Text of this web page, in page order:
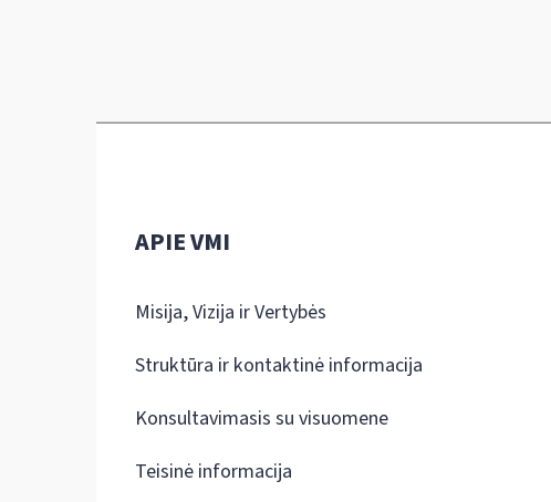
APIE VMI
Misija, Vizija ir Vertybės
Struktūra ir kontaktinė informacija
Konsultavimasis su visuomene
Teisinė informacija